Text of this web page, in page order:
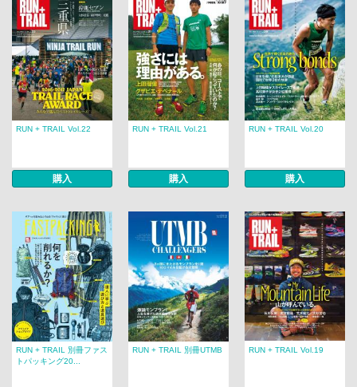
RUN + TRAIL Vol.22
購入
RUN + TRAIL Vol.21
購入
RUN + TRAIL Vol.20
購入
RUN + TRAIL 別冊ファス
トパッキング20...
RUN + TRAIL 別冊UTMB RUN + TRAIL Vol.19